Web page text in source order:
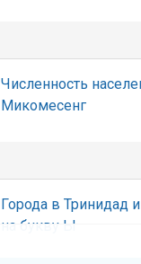
Численность
Микомесенг
Города в Тринидад
на букву Ы